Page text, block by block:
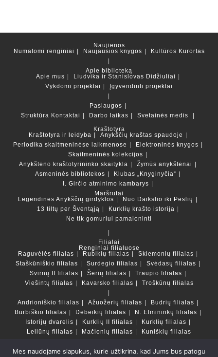
Naujienos
Numatomi renginiai
Naujausios knygos Kultūros Kurortas
Apie biblioteką
Apie mus
Liudvika ir Stanislovas Didžiuliai
Vykdomi projektai
Įgyvendinti projektai
Paslaugos
Struktūra Kontaktai Darbo laikas
Svetainės medis
Kraštotyra
Kraštotyra ir leidyba
Anykščių kraštas spaudoje
Periodika skaitmeninėse laikmenose
Elektroninės knygos
Skaitmeninės kolekcijos
Anykštėno kraštotyrininko skaitykla
Žymūs anykštėnai
Asmeninės bibliotekos
Klubas „Knyginyčia“
I. Girčio atminimo kambarys
Maršrutai
Legendinės Anykščių girdyklos
Nuo Daikslio iki Peslių
13 tiltų per Šventąją
Kurklių krašto istorija
Ne tik gomuriui pamaloninti
Filialai
Renginiai filialuose
Raguvėlės filialas
Rubikių filialas
Skiemonių filialas
Staškūniškio filialas
Surdegio filialas
Svėdasų filialas
Svirnų II filialas
Šerių filialas
Traupio filialas
Viešintų filialas
Kavarsko filialas Troškūnų filialas
Andrioniškio filialas Ažuožerių filialas
Budrių filialas
Burbiškio filialas
Debeikių filialas
N. Elmininkų filialas
Istorijų dvarelis
Kurklių II filialas
Kurklių filialas
Leliūnų filialas
Mačionių filialas Kuniškių filialas
Mes naudojame slapukus, kurie užtikrina, kad Jums bus patogu